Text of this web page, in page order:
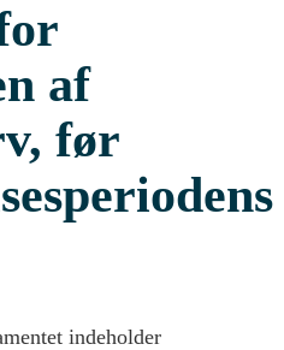
af
før
indeholder